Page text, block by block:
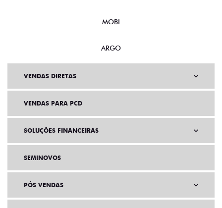
MOBI
ARGO
VENDAS DIRETAS
VENDAS PARA PCD
SOLUÇÕES FINANCEIRAS
SEMINOVOS
PÓS VENDAS